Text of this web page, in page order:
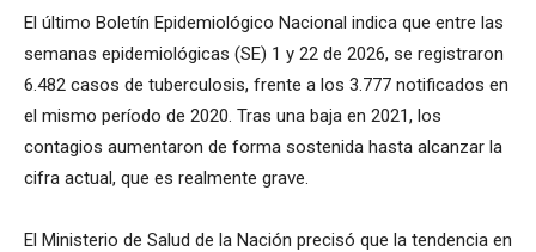
El último Boletín Epidemiológico Nacional indica que entre las
semanas epidemiológicas (SE) 1 y 22 de 2026, se registraron
6.482 casos de tuberculosis, frente a los 3.777 notificados en
el mismo período de 2020. Tras una baja en 2021, los
contagios aumentaron de forma sostenida hasta alcanzar la
cifra actual, que es realmente grave.
El Ministerio de Salud de la Nación precisó que la tendencia en